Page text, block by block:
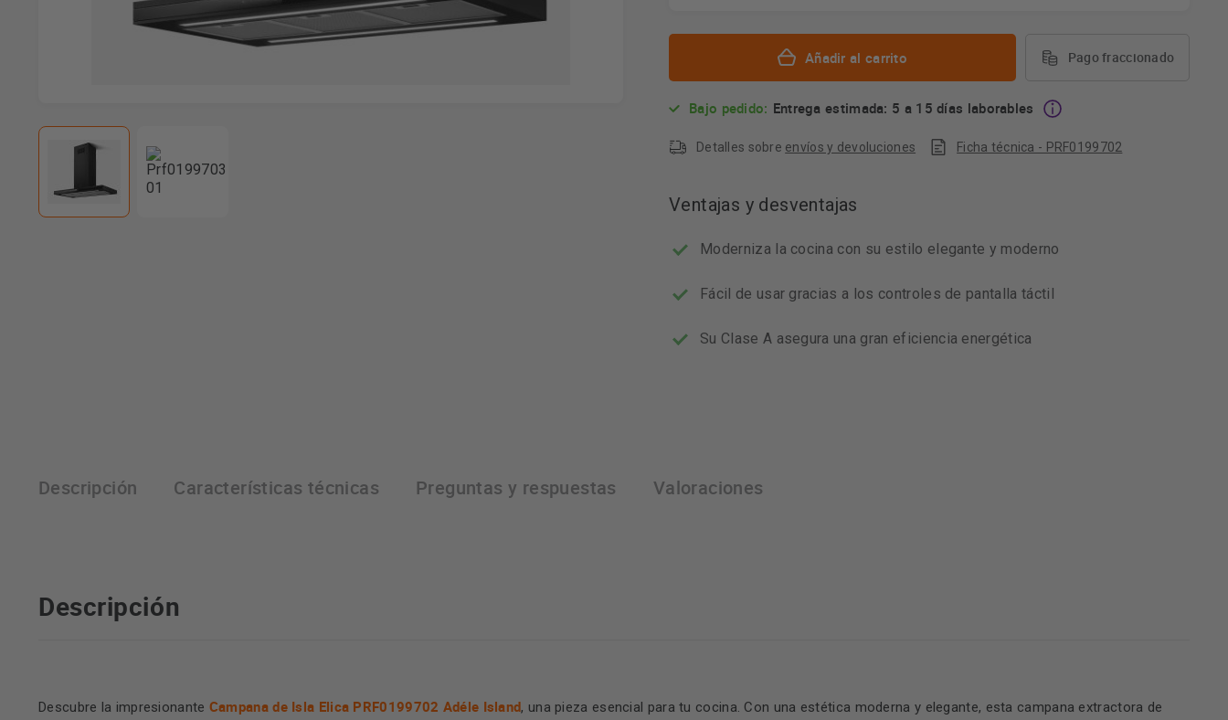
Añadir al carrito Pago fraccionado
Bajo pedido: Entrega estimada: 5 a 15 días laborables
Detalles sobre envíos y devoluciones Ficha técnica - PRF0199702
Ventajas y desventajas
Moderniza la cocina con su estilo elegante y moderno
Fácil de usar gracias a los controles de pantalla táctil
Su Clase A asegura una gran eficiencia energética
Descripción Características técnicas Preguntas y respuestas Valoraciones
Descripción
Descubre la impresionante Campana de Isla Elica PRF0199702 Adéle Island, una pieza esencial para tu cocina. Con una estética moderna y elegante, esta campana extractora de